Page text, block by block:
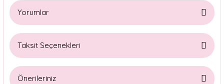
Yorumlar
Taksit Seçenekleri
Önerileriniz